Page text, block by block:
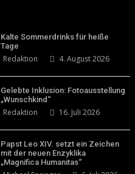
Kalte Sommerdrinks für heiße
Tage
Redaktion 4. August 2026
Gelebte Inklusion: Fotoausstellung
„Wunschkind“
Redaktion 16. Juli 2026
Papst Leo XIV. setzt ein Zeichen
mit der neuen Enzyklika
„Magnifica Humanitas“